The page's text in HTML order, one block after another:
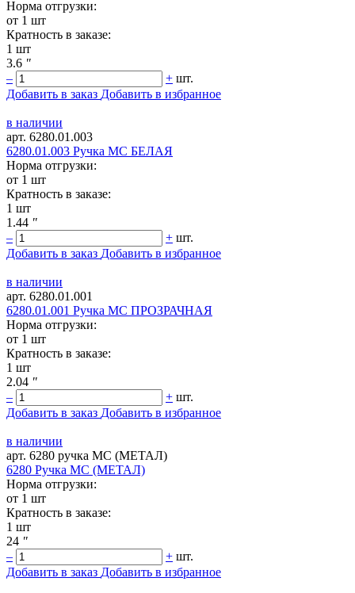
Норма отгрузки:
от 1 шт
Кратность в заказе:
1 шт
3.6 "
–
+ шт.
Добавить в заказ Добавить в избранное
в наличии
арт. 6280.01.003
6280.01.003 Ручка МС БЕЛАЯ
Норма отгрузки:
от 1 шт
Кратность в заказе:
1 шт
1.44 "
–
+ шт.
Добавить в заказ Добавить в избранное
в наличии
арт. 6280.01.001
6280.01.001 Ручка МС ПРОЗРАЧНАЯ
Норма отгрузки:
от 1 шт
Кратность в заказе:
1 шт
2.04 "
–
+ шт.
Добавить в заказ Добавить в избранное
в наличии
арт. 6280 ручка МС (МЕТАЛ)
6280 Ручка МС (МЕТАЛ)
Норма отгрузки:
от 1 шт
Кратность в заказе:
1 шт
24 "
–
+ шт.
Добавить в заказ Добавить в избранное